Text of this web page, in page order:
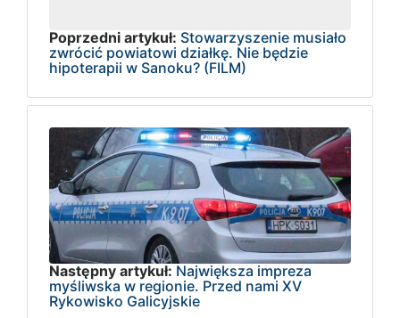
Poprzedni artykuł: Stowarzyszenie musiało
zwrócić powiatowi działkę. Nie będzie
hipoterapii w Sanoku? (FILM)
Następny artykuł: Największa impreza
myśliwska w regionie. Przed nami XV
Rykowisko Galicyjskie